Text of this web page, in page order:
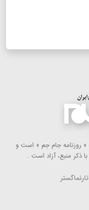
روزنامه جام جم » است و
ذكر منبع، آزاد است .